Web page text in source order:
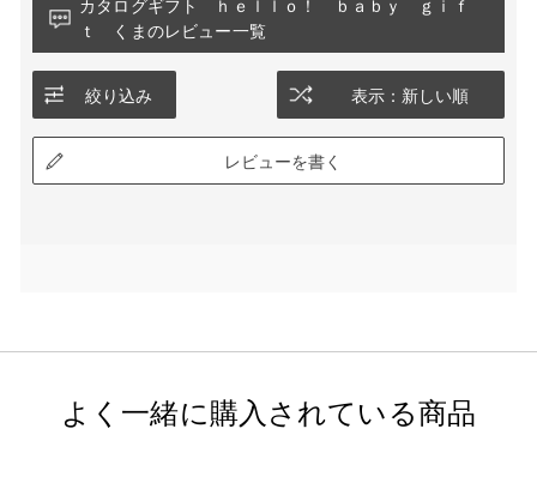
カタログギフト ｈｅｌｌｏ！ ｂａｂｙ ｇｉｆ
ｔ くまのレビュー一覧
絞り込み 表示：新しい順
レビューを書く
よく一緒に購入されている商品